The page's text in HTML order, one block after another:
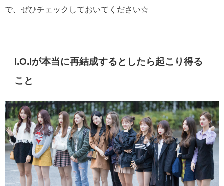
で、ぜひチェックしておいてください☆
I.O.Iが本当に再結成するとしたら起こり得る
こと